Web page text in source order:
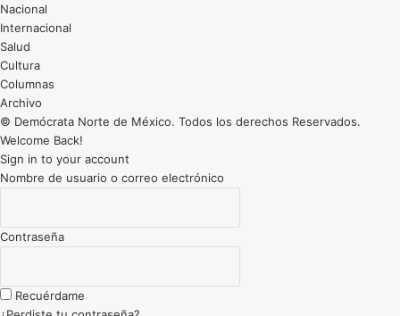
Nacional
Internacional
Salud
Cultura
Archivo
© Demócrata Norte de México. Todos los derechos Reservados.
Welcome Back!
Sign in to your account
Nombre de usuario o correo electrónico
Contraseña
Recuérdame